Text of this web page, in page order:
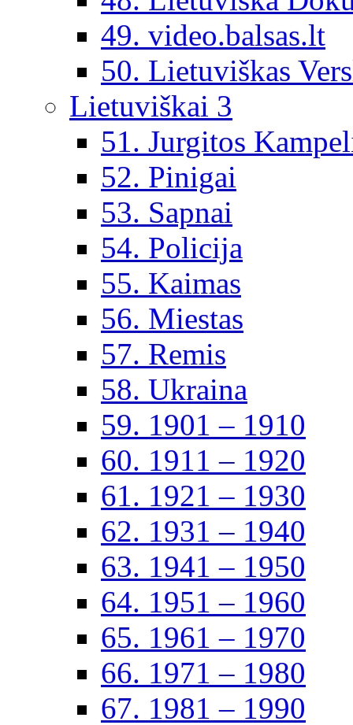
49. video.balsas.lt
50. Lietuviškas
Lietuviškai 3
51. Jurgitos
52. Pinigai
53. Sapnai
54. Policija
55. Kaimas
56. Miestas
57. Remis
58. Ukraina
59. 1901 – 1910
60. 1911 – 1920
61. 1921 – 1930
62. 1931 – 1940
63. 1941 – 1950
64. 1951 – 1960
65. 1961 – 1970
66. 1971 – 1980
67. 1981 – 1990